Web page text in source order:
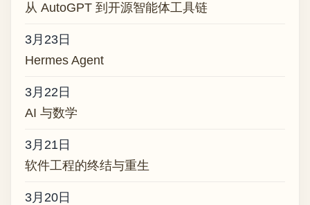
从 AutoGPT 到开源智能体工具链
3月23日
Hermes Agent
3月22日
AI 与数学
3月21日
软件工程的终结与重生
3月20日